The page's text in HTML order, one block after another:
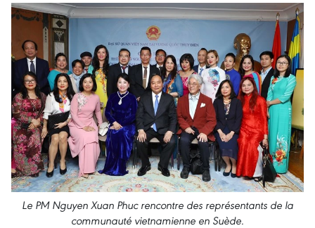
Le PM Nguyen Xuan Phuc rencontre des représentants de la
communauté vietnamienne en Suède.